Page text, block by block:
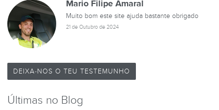
Mario Filipe Amaral
Muito bom este site ajuda bastante obrigado
21 de Outubro de 2024
DEIXA-NOS O TEU TESTEMUNHO
Últimas no Blog